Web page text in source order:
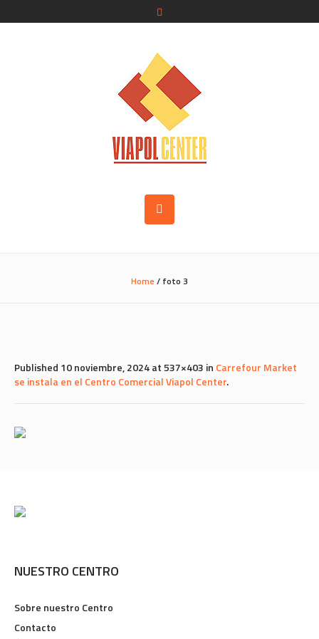
Home / foto 3
Published 10 noviembre, 2024at 537×403 in Carrefour Market
se instala en el Centro Comercial Viapol Center.
NUESTRO CENTRO
Sobre nuestro Centro
Contacto